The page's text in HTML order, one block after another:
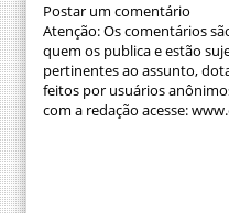
Postar um comentário
Atenção: Os comentários
quem os publica e estão
pertinentes ao assunto,
feitos por usuários
com a redação acesse: